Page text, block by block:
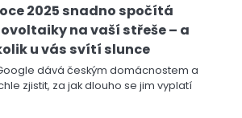
2025 snadno spočítá
na vaší střeše – a
u vás svítí slunce
dává českým domácnostem a
zjistit, za jak dlouho se jim vyplatí